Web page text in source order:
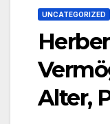
UNCATEGORIZED
Alter,